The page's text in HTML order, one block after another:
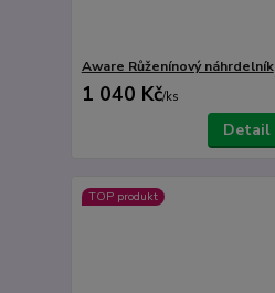
Aware Růženínový náhrdelník
1 040 Kč/ks
Detail
TOP produkt